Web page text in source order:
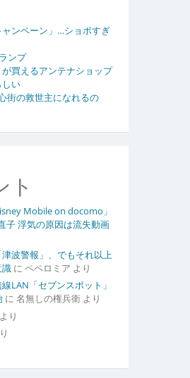
ンペーン」…ショボすぎ
ンプ
買えるアンテナショップ
しい
街の救世主になれるの
ト
Mobile on docomo」
子 浮気の原因は流失動画
波警報」、でもそれ以上
識に ペペロミア より
LAN「セブンスポット」
に 名無しの権兵衛より
より